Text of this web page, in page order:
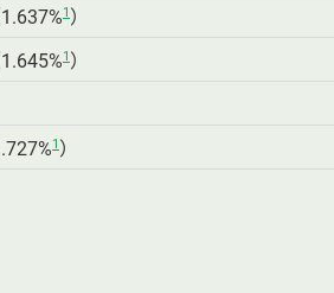
1 ）
1 ）
1 ）